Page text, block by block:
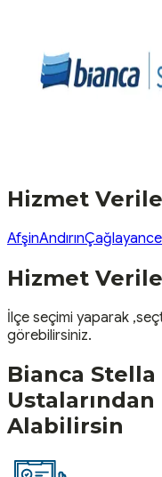
Hizmet
AfşinAndırın
Hizmet
İlçe seçimi yaparak
görebilirsiniz.
Bianca Stella
Alabilirsin